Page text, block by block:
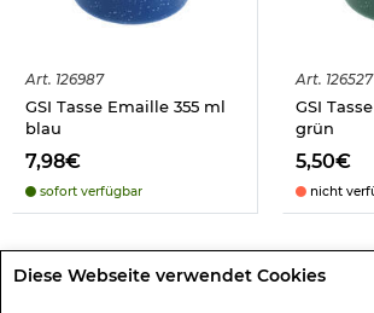
Diese Webseite verwendet Cookies
Art. 126987
GSI Tasse Emaille 355 ml
blau
7,98€
sofort verfügbar
Art. 126527
GSI
grün
5,50€
nicht